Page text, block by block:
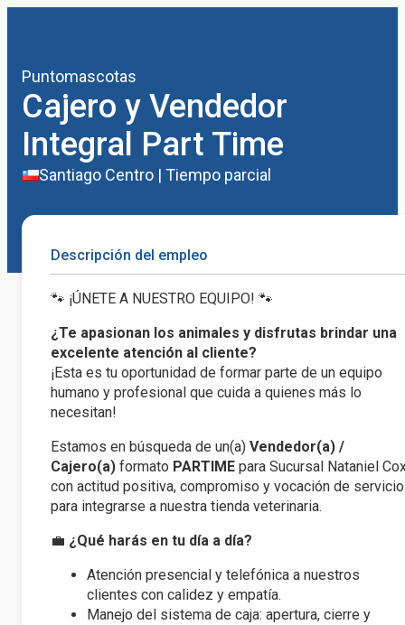
Puntomascotas
Cajero y Vendedor
Integral Part Time
Santiago Centro | Tiempo parcial
Descripción del empleo
🐾 ¡ÚNETE A NUESTRO EQUIPO! 🐾
¿Te apasionan los animales y disfrutas brindar una
excelente atención al cliente?
¡Esta es tu oportunidad de formar parte de un equipo
humano y profesional que cuida a quienes más lo
necesitan!
Estamos en búsqueda de un(a) Vendedor(a) /
Cajero(a) formato PARTIME para Sucursal Nataniel
con actitud positiva, compromiso y vocación de servicio
para integrarse a nuestra tienda veterinaria.
💼 ¿Qué harás en tu día a día?
Atención presencial y telefónica a nuestros
clientes con calidez y empatía.
Manejo del sistema de caja: apertura, cierre y